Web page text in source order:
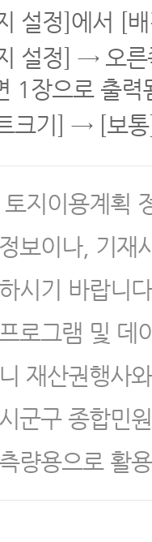
설정]에서 [
설정] → 오
1장으로 출력
크기] → [보
지이용계획
보이나, 기재
시기 바랍니
로그램 및 데
재산권행사
군구 종합민
량용으로 활